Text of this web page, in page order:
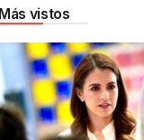
Más vistos